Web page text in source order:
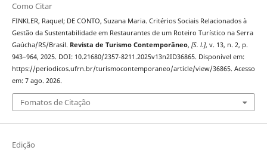
Como Citar
FINKLER, Raquel; DE CONTO, Suzana Maria. Critérios Sociais Relacionados à
Gestão da Sustentabilidade em Restaurantes de um Roteiro Turístico na Serra
Gaúcha/RS/Brasil. Revista de Turismo Contemporâneo, [S. l.], v. 13, n. 2, p.
943–964, 2025. DOI: 10.21680/2357-8211.2025v13n2ID36865. Disponível em:
https://periodicos.ufrn.br/turismocontemporaneo/article/view/36865. Acesso
em: 7 ago. 2026.
Fomatos de Citação
Edição